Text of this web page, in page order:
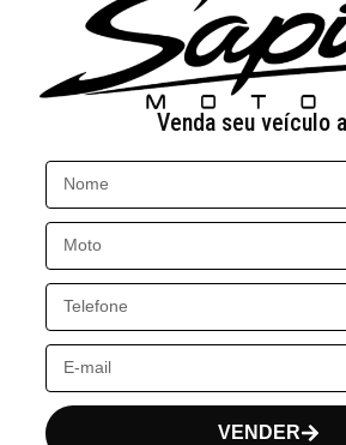
Venda seu veículo
VENDER